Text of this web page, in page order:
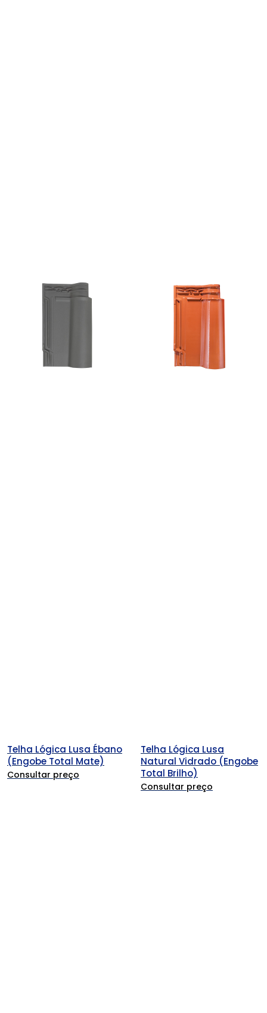
Telha Lógica Lusa Ébano
(Engobe Total Mate)
Consultar preço
Telha Lógica Lusa
Natural Vidrado (Engobe
Total Brilho)
Consultar preço